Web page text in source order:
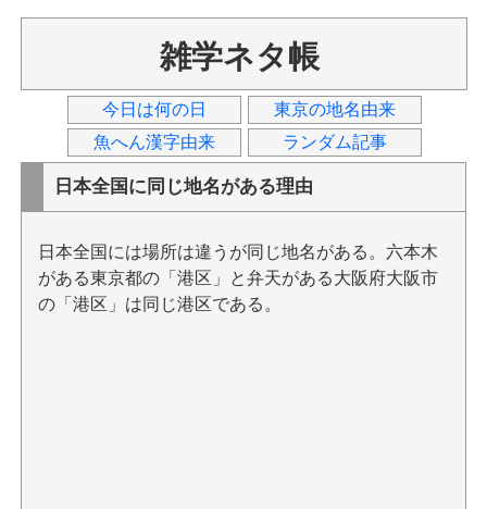
雑学ネタ帳
今日は何の日
東京の地名由来
魚へん漢字由来
ランダム記事
日本全国に同じ地名がある理由
日本全国には場所は違うが同じ地名がある。六本木
がある東京都の「港区」と弁天がある大阪府大阪市
の「港区」は同じ港区である。